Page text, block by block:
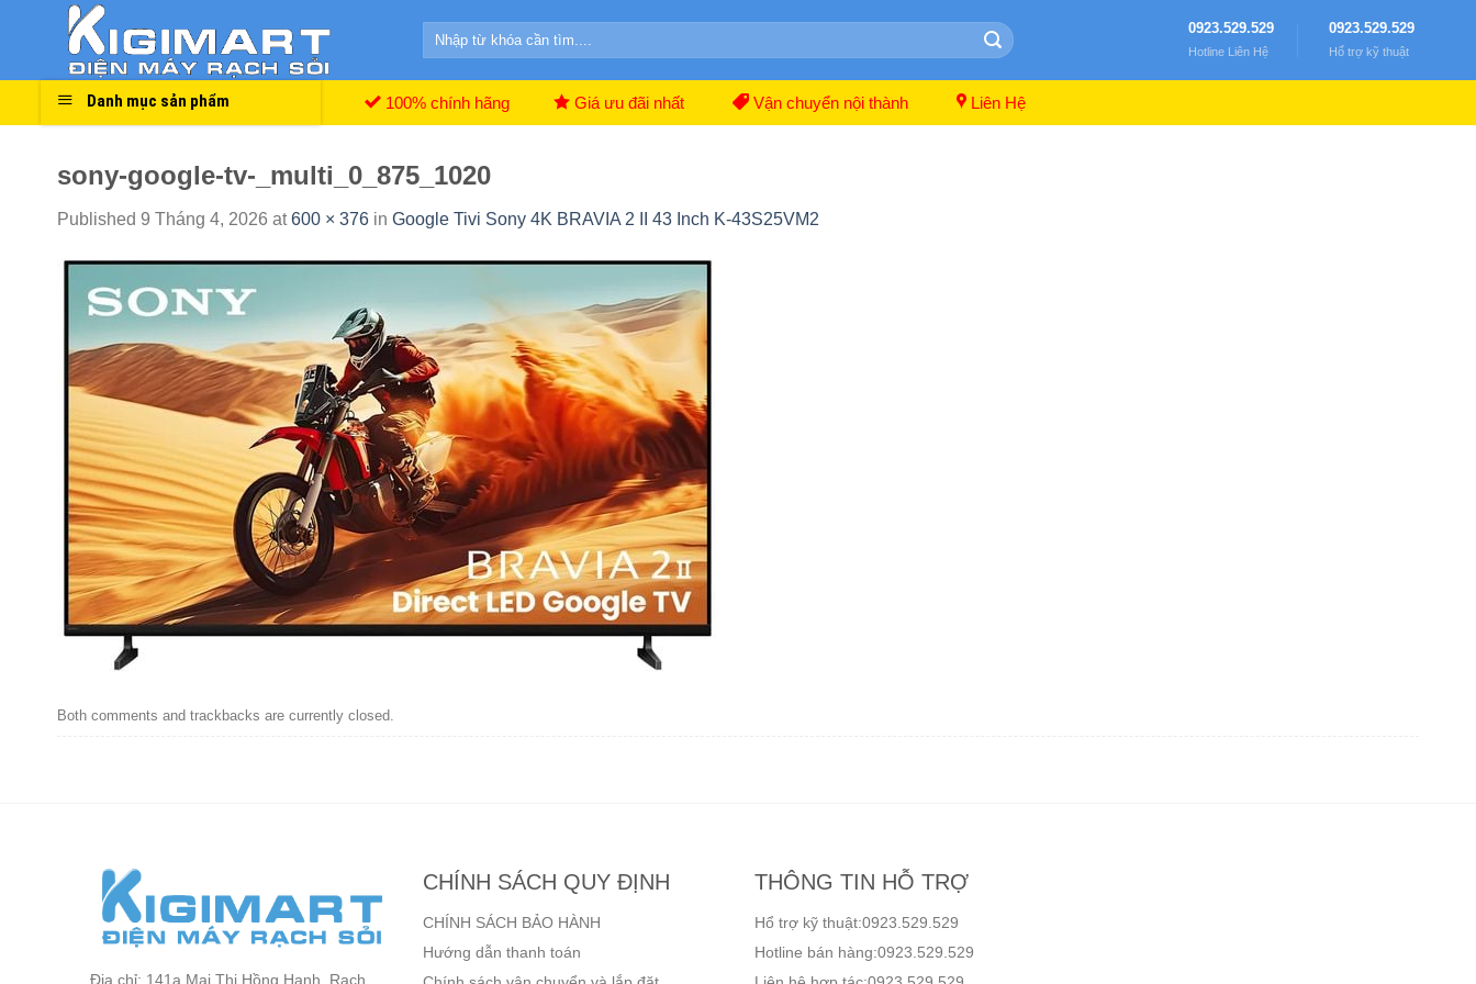
Search
0923.529.529
Hotline Liên Hệ
0923.529.529
Hổ trợ kỹ thuật
Danh mục sản phẩm 100% chính hãng Giá ưu đãi nhất Vận chuyển nội thành Liên Hệ
sony-google-tv-_multi_0_875_1020
Published 9 Tháng 4, 2026 at600 × 376 in Google Tivi Sony 4K BRAVIA 2 II 43 Inch K-43S25VM2
Both comments and trackbacks are currently closed.
Địa chỉ: 141a Mai Thị Hồng Hạnh, Rạch
CHÍNH SÁCH QUY ĐỊNH
CHÍNH SÁCH BẢO HÀNH
Hướng dẫn thanh toán
THÔNG TIN HỖ TRỢ
Hổ trợ kỹ thuật:0923.529.529
Hotline bán hàng:0923.529.529